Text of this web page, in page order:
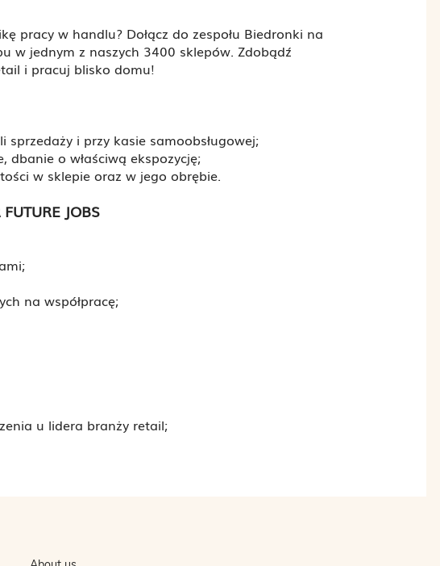
pracy w handlu? Dołącz do zespołu Biedronki na
w jednym z naszych 3400 sklepów. Zdobądź
i pracuj blisko domu!
sprzedaży i przy kasie samoobsługowej;
dbanie o właściwą ekspozycję;
w sklepie oraz w jego obrębie.
JOBS
na współpracę;
u lidera branży retail;